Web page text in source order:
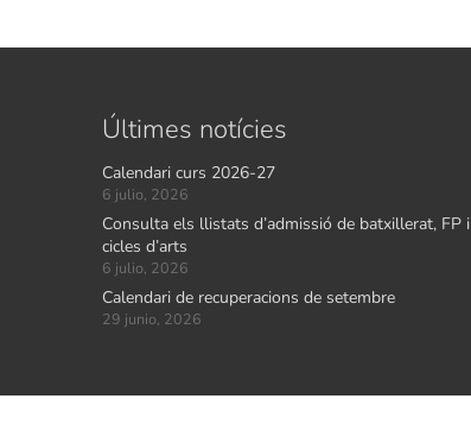
Últimes notícies
Calendari curs 2026-27
6 julio, 2026
Consulta els llistats d’admissió de batxillerat, FP i
cicles d’arts
6 julio, 2026
Calendari de recuperacions de setembre
29 junio, 2026